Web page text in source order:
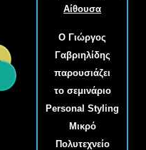
Αίθουσα
Ο Γιώργος
Γαβριηλίδης
παρουσιάζει
το σεμινάριο
Personal Styling
Μικρό
Πολυτεχνείο